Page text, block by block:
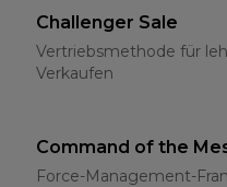
Challenger Sale
Vertriebsmethode für
Verkaufen
Command of the
Force-Management-